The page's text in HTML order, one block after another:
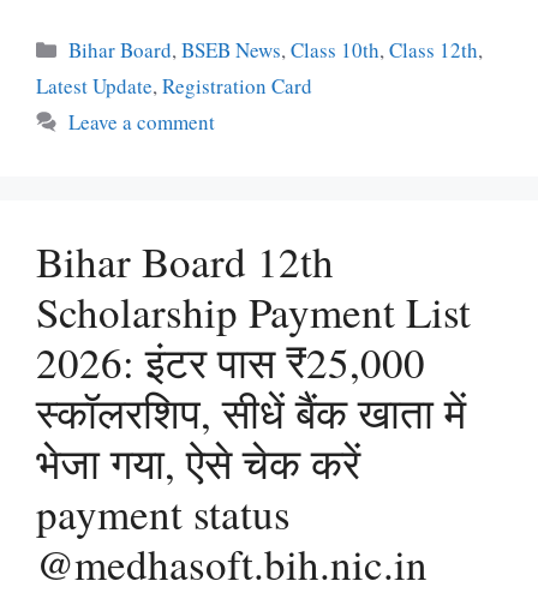
Categories
Bihar Board,BSEB News,Class 10th,Class 12th,
Latest Update,Registration Card
Leave a comment
Bihar Board 12th
Scholarship Payment List
2026: इंटर पास ₹25,000
स्कॉलरशिप, सीधें बैंक खाता में
भेजा गया, ऐसे चेक करें
payment status
@medhasoft.bih.nic.in